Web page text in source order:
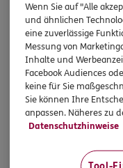
Datenverarbeitung
Das könnte Sie
Unsere Agentur
Standorte
Kooperationspartner
Wenn Sie auf "Alle
und ähnlichen
eine zuverlässige
Messung von
Inhalte und
Facebook Audiences
keine für Sie
Sie können Ihre
anpassen. Näheres zu
Datenschutzhinweise